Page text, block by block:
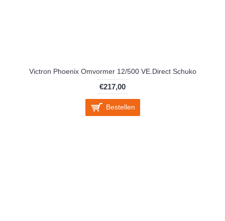
Victron Phoenix Omvormer 12/500 VE.Direct Schuko
€217,00
Bestellen